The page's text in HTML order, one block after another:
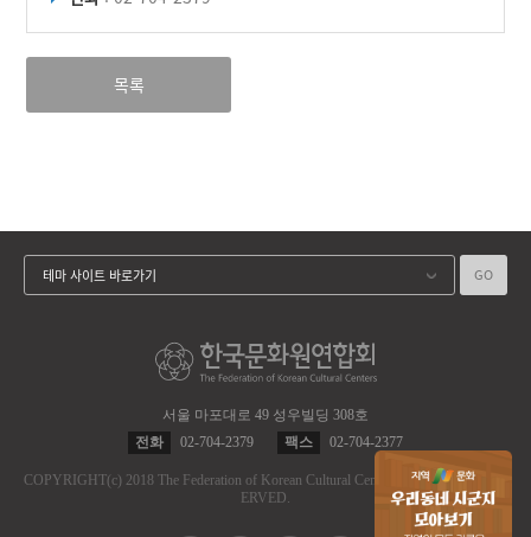
목록
서울 마포대로 49 성우빌딩 308호
전화
02-704-2379 팩스 02-704-2377
COPYRIGHT(c) 2018 The Federation of Korean Cultural Centers.
ALL RIGHT RES
ERVED.
테마 사이트 바로가기 GO